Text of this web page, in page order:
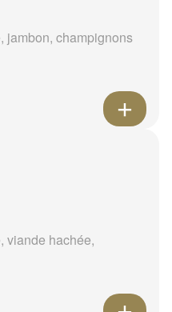
jambon, champignons
viande hachée,